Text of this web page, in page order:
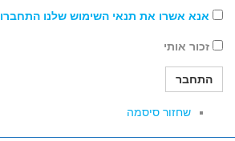
אנא אשרו את תנאי השימוש שלנו התחברו
זכור אותי
התחבר
שחזור סיסמה